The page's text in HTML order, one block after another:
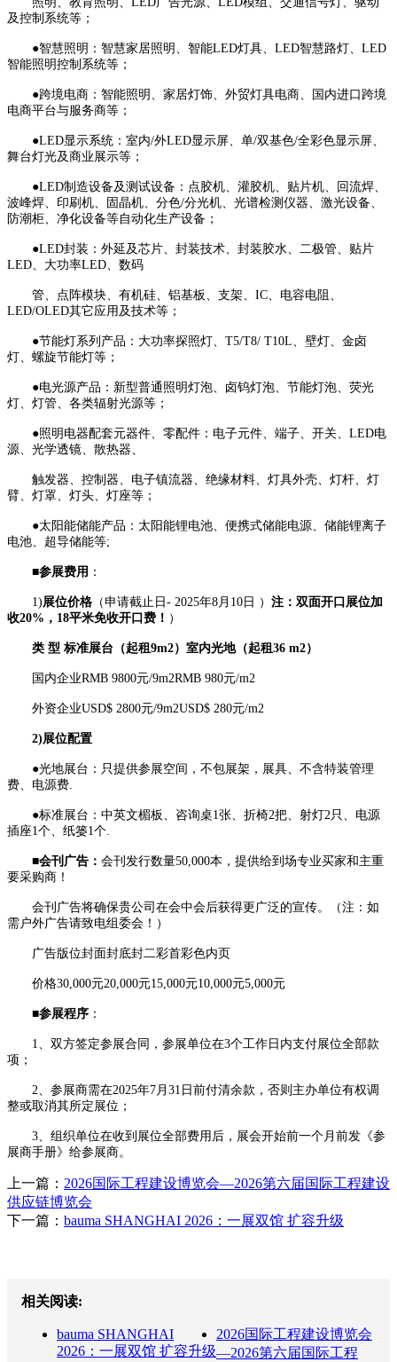
及控制系统等；
●智慧照明：智慧家居照明、智能LED灯具、LED智慧路灯、LED
智能照明控制系统等；
●跨境电商：智能照明、家居灯饰、外贸灯具电商、国内进口跨境
电商平台与服务商等；
●LED显示系统：室内/外LED显示屏、单/双基色/全彩色显示屏、
舞台灯光及商业展示等；
●LED制造设备及测试设备：点胶机、灌胶机、贴片机、回流焊、
波峰焊、印刷机、固晶机、分色/分光机、光谱检测仪器、激光设备、
防潮柜、净化设备等自动化生产设备；
●LED封装：外延及芯片、封装技术、封装胶水、二极管、贴片
LED、大功率LED、数码
管、点阵模块、有机硅、铝基板、支架、IC、电容电阻、
LED/OLED其它应用及技术等；
●节能灯系列产品：大功率探照灯、T5/T8/ T10L、壁灯、金卤
灯、螺旋节能灯等；
●电光源产品：新型普通照明灯泡、卤钨灯泡、节能灯泡、荧光
灯、灯管、各类辐射光源等；
●照明电器配套元器件、零配件：电子元件、端子、开关、LED电
源、光学透镜、散热器、
触发器、控制器、电子镇流器、绝缘材料、灯具外壳、灯杆、灯
臂、灯罩、灯头、灯座等；
●太阳能储能产品：太阳能锂电池、便携式储能电源、储能锂离子
电池、超导储能等;
■参展费用 ：
1) 展位价格 （申请截止日- 2025年8月10日 ） 注：双面开口展位加
收20%，18平米免收开口费！ ）
类 型 标准展台（起租9m2） 室内光地（起租36 m2）
国内企业RMB 9800元/9m2RMB 980元/m2
外资企业USD$ 2800元/9m2USD$ 280元/m2
2)展位配置
●光地展台：只提供参展空间，不包展架，展具、不含特装管理
费、电源费.
●标准展台：中英文楣板、咨询桌1张、折椅2把、射灯2只、电源
插座1个、纸篓1个.
■会刊广告 ： 会刊发行数量50,000本，提供给到场专业买家和主重
要采购商！
会刊广告将确保贵公司在会中会后获得更广泛的宣传。（注：如
需户外广告请致电组委会！）
广告版位封面封底封二彩首彩色内页
价格30,000元20,000元15,000元10,000元5,000元
■参展程序 ：
1、双方签定参展合同，参展单位在3个工作日内支付展位全部款
项；
2、参展商需在2025年7月31日前付清余款，否则主办单位有权调
整或取消其所定展位；
3、组织单位在收到展位全部费用后，展会开始前一个月前发《参
展商手册》给参展商。
上一篇： 2026国际工程建设博览会—2026第六届国际工程建设
供应链博览会
下一篇： bauma SHANGHAI 2026：一展双馆 扩容升级
相关阅读:
bauma SHANGHAI
2026：一展双馆 扩容升级
2026国际工程建设博览会
—2026第六届国际工程